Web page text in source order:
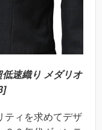
速織り メダリオ
ティを求めてデザ